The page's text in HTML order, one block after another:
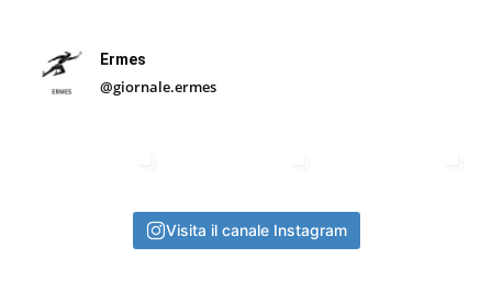
Ermes
@giornale.ermes
Visita il canale Instagram